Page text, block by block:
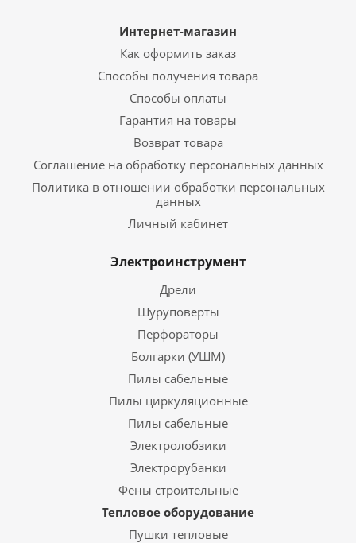
Интернет-магазин
Как оформить заказ
Способы получения товара
Способы оплаты
Гарантия на товары
Возврат товара
Соглашение на обработку персональных данных
Политика в отношении обработки персональных
данных
Личный кабинет
Электроинструмент
Дрели
Шуруповерты
Перфораторы
Болгарки (УШМ)
Пилы сабельные
Пилы циркуляционные
Пилы сабельные
Электролобзики
Электрорубанки
Фены строительные
Тепловое оборудование
Пушки тепловые